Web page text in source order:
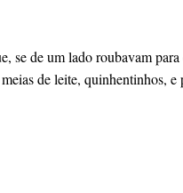
de um lado roubavam
de leite, quinhentinhos,